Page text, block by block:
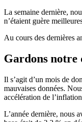
La semaine dernière,
n’étaient guère
Au cours des dernières
Gardons notre
Il s’agit d’un mois de
mauvaises données.
accélération de
L’année dernière, nous